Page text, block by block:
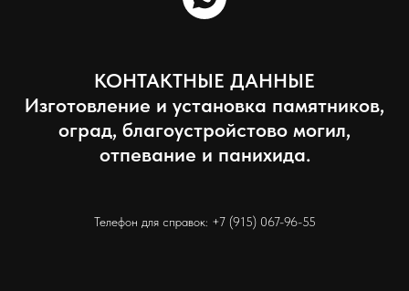
КОНТАКТНЫЕ ДАННЫЕ
Изготовление и установка памятников,
оград, благоустройстово могил,
отпевание и панихида.
Телефон для справок: +7 (915) 067-96-55